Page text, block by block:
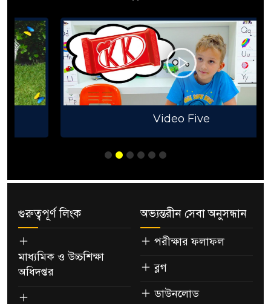
Video Five
গুরুত্বপূর্ণ লিংক
মাধ্যমিক ও উচ্চশিক্ষা
অধিদপ্তর
অভ্যন্তরীন সেবা অনুসন্ধান
পরীক্ষার ফলাফল
ব্লগ
ডাউনলোড